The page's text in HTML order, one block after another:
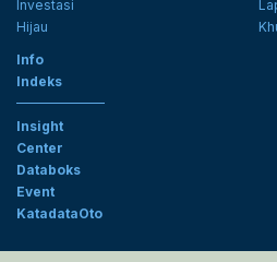
Investasi
Hijau
Info
Indeks
Insight
Center
Databoks
Event
KatadataOto